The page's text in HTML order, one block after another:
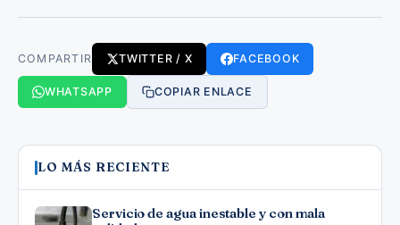
COMPARTIR TWITTER / X FACEBOOK
WHATSAPP COPIAR ENLACE
LO MÁS RECIENTE
Servicio de agua inestable y con mala